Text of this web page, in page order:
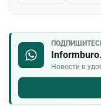
Новости в